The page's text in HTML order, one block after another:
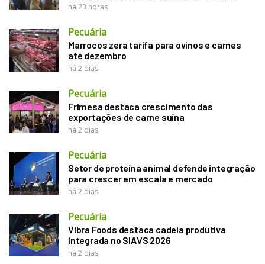
há 23 horas
Pecuária
Marrocos zera tarifa para ovinos e carnes
até dezembro
há 2 dias
Pecuária
Frimesa destaca crescimento das
exportações de carne suína
há 2 dias
Pecuária
Setor de proteína animal defende integração
para crescer em escala e mercado
há 2 dias
Pecuária
Vibra Foods destaca cadeia produtiva
integrada no SIAVS 2026
há 2 dias